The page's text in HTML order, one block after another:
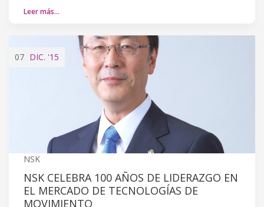
Leer más…
07 DIC. '15
NSK
NSK CELEBRA 100 AÑOS DE LIDERAZGO EN
EL MERCADO DE TECNOLOGÍAS DE
MOVIMIENTO